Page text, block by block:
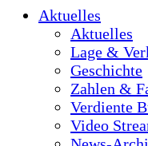
Aktuelles
Aktuelles
Lage &
Geschichte
Zahlen &
Verdiente
Video